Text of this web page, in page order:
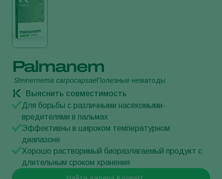
Palmanem
Steinernema carpocapsaeПолезные нематоды
Выяснить совместимость
Для борьбы с различными насекомыми-
вредителями в пальмах
Эффективны в широком температурном
диапазоне
Хорошо растворимый биоразлагаемый продукт с
длительным сроком хранения